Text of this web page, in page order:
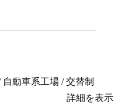
動車系工場 / 交替制
詳細を表示